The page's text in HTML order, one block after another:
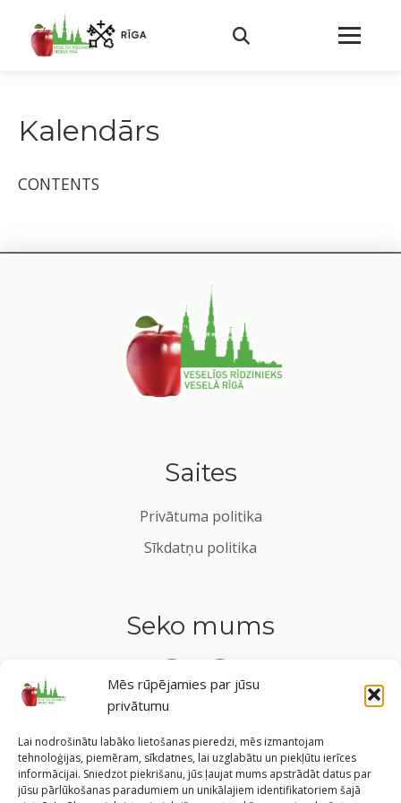
Mēs rūpējamies par jūsu
privātumu
Lai nodrošinātu labāko lietošanas pieredzi, mēs izmantojam
tehnoloģijas, piemēram, sīkdatnes, lai uzglabātu un piekļūtu ierīces
informācijai. Sniedzot piekrišanu, jūs ļaujat mums apstrādāt datus par
jūsu pārlūkošanas paradumiem un unikālajiem identifikatoriem šajā
Kalendārs
CONTENTS
Saites
Privātuma politika
Sīkdatņu politika
Seko mums